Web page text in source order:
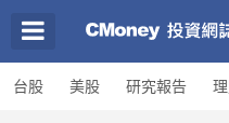
台股 美股 研究報告